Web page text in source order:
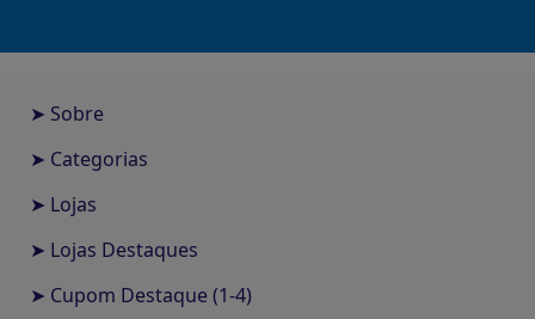
➤ Sobre
➤ Categorias
➤ Lojas
➤ Lojas Destaques
➤ Cupom Destaque (1-4)